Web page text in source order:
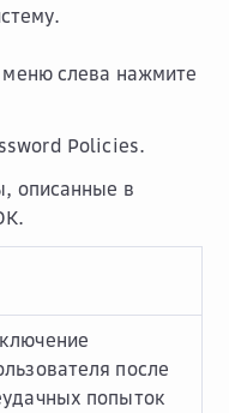
меню слева нажмите
Policies.
описанные в
.
после
попыток